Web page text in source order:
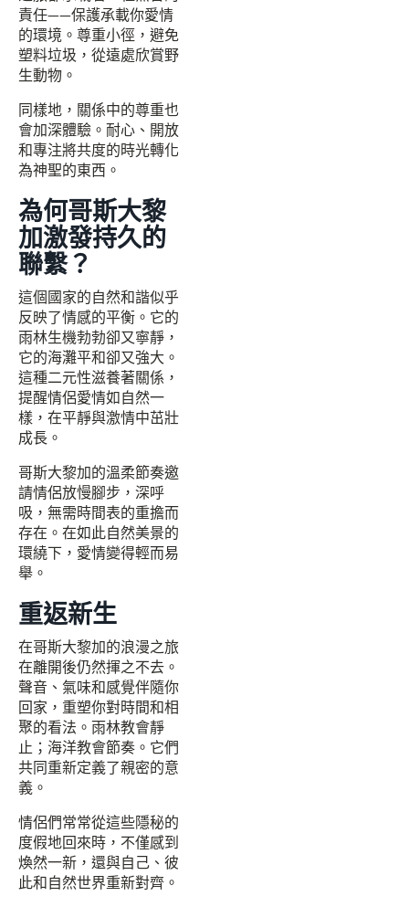
責任——保護承載你愛情
的環境。尊重小徑，避免
塑料垃圾，從遠處欣賞野
生動物。
同樣地，關係中的尊重也
會加深體驗。耐心、開放
和專注將共度的時光轉化
為神聖的東西。
為何哥斯大黎
加激發持久的
聯繫？
這個國家的自然和諧似乎
反映了情感的平衡。它的
雨林生機勃勃卻又寧靜，
它的海灘平和卻又強大。
這種二元性滋養著關係，
提醒情侶愛情如自然一
樣，在平靜與激情中茁壯
成長。
哥斯大黎加的溫柔節奏邀
請情侶放慢腳步，深呼
吸，無需時間表的重擔而
存在。在如此自然美景的
環繞下，愛情變得輕而易
舉。
重返新生
在哥斯大黎加的浪漫之旅
在離開後仍然揮之不去。
聲音、氣味和感覺伴隨你
回家，重塑你對時間和相
聚的看法。雨林教會靜
止；海洋教會節奏。它們
共同重新定義了親密的意
義。
情侶們常常從這些隱秘的
度假地回來時，不僅感到
煥然一新，還與自己、彼
此和自然世界重新對齊。